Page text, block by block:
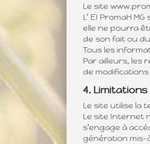
Le site
L’ EI PromaH
elle ne pourra
de son fait ou
Tous les
Par ailleurs, les
de
4.
Le site utilise la
Le site Internet
s’engage à
génération mis-